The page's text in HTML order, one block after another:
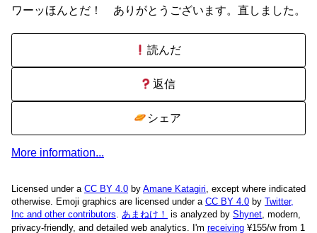
ワーッほんとだ！ ありがとうございます。直しました。
読んだ
返信
シェア
More information...
Licensed under a CC BY 4.0 by Amane Katagiri, except where indicated
otherwise. Emoji graphics are licensed under a CC BY 4.0 by Twitter,
Inc and other contributors. あまねけ！ is analyzed by Shynet, modern,
privacy-friendly, and detailed web analytics. I'm receiving ¥155/w from 1